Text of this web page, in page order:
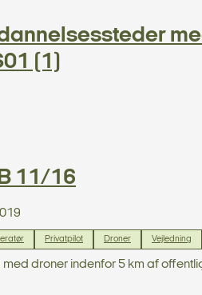
(1)
11/16
Privatpilot Droner Vejledning
med droner indenfor 5 km af